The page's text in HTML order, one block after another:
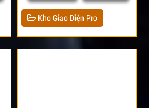
Kho Giao Diện Pro